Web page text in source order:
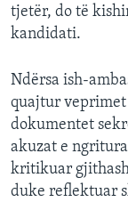
tjetër, do të
kandidati.
Ndërsa ish-
quajtur
dokumentet
akuzat e
kritikuar
duke reflektuar